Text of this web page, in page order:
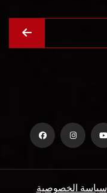
سياسة الخصوصية